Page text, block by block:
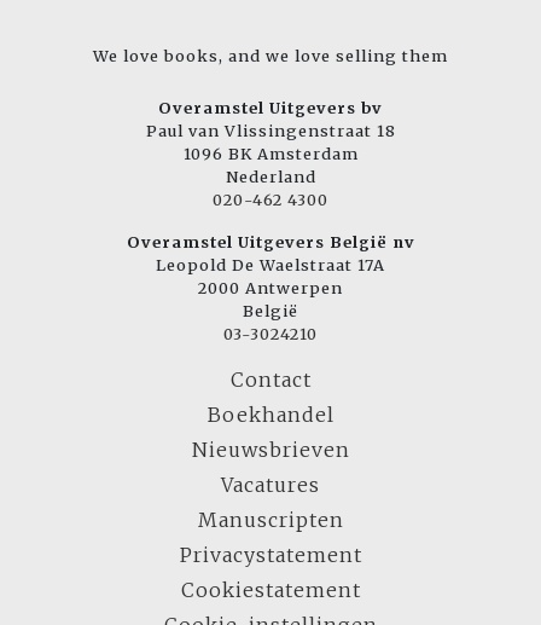
We love books, and we love selling them
Overamstel Uitgevers bv
Paul van Vlissingenstraat 18
1096 BK Amsterdam
Nederland
020-462 4300
Overamstel Uitgevers België nv
Leopold De Waelstraat 17A
2000 Antwerpen
België
03-3024210
Contact
Boekhandel
Nieuwsbrieven
Vacatures
Manuscripten
Privacystatement
Cookiestatement